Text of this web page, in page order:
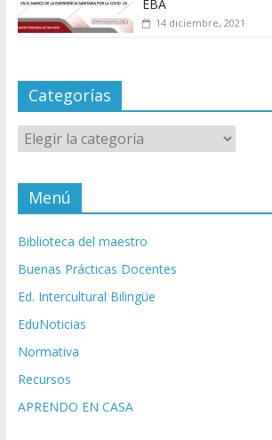
EBA
14 diciembre, 2021
Categorías
Categorías
Menú
Biblioteca del maestro
Buenas Prácticas Docentes
Ed. Intercultural Bilingüe
EduNoticias
Normativa
Recursos
APRENDO EN CASA